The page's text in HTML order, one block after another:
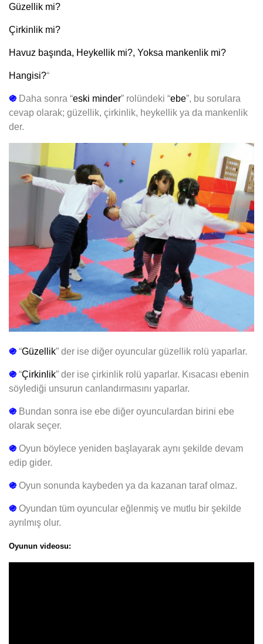
Güzellik mi?
Çirkinlik mi?
Havuz başında, Heykellik mi?, Yoksa mankenlik mi?
Hangisi?“
֍ Daha sonra “eski minder” rolündeki “ebe”, bu sorulara
cevap olarak; güzellik, çirkinlik, heykellik ya da mankenlik
der.
֍ “Güzellik” der ise diğer oyuncular güzellik rolü yaparlar.
֍ “Çirkinlik” der ise çirkinlik rolü yaparlar. Kısacası ebenin
söylediği unsurun canlandırmasını yaparlar.
֍ Bundan sonra ise ebe diğer oyunculardan birini ebe
olarak seçer.
֍ Oyun böylece yeniden başlayarak aynı şekilde devam
edip gider.
֍ Oyun sonunda kaybeden ya da kazanan taraf olmaz.
֍ Oyundan tüm oyuncular eğlenmiş ve mutlu bir şekilde
ayrılmış olur.
Oyunun videosu: